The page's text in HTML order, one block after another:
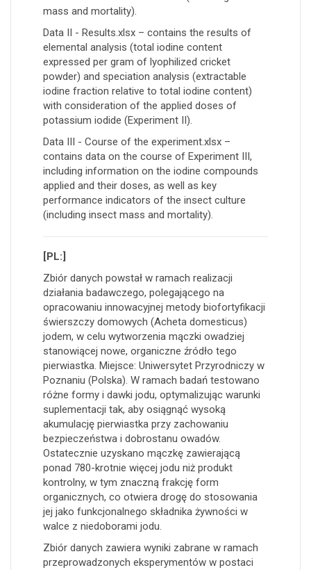
mass and mortality).
Data II - Results.xlsx – contains the results of
elemental analysis (total iodine content
expressed per gram of lyophilized cricket
powder) and speciation analysis (extractable
iodine fraction relative to total iodine content)
with consideration of the applied doses of
potassium iodide (Experiment II).
Data III - Course of the experiment.xlsx –
contains data on the course of Experiment III,
including information on the iodine compounds
applied and their doses, as well as key
performance indicators of the insect culture
(including insect mass and mortality).
[PL:]
Zbiór danych powstał w ramach realizacji
działania badawczego, polegającego na
opracowaniu innowacyjnej metody biofortyfikacji
świerszczy domowych (Acheta domesticus)
jodem, w celu wytworzenia mączki owadziej
stanowiącej nowe, organiczne źródło tego
pierwiastka. Miejsce: Uniwersytet Przyrodniczy w
Poznaniu (Polska). W ramach badań testowano
różne formy i dawki jodu, optymalizując warunki
suplementacji tak, aby osiągnąć wysoką
akumulację pierwiastka przy zachowaniu
bezpieczeństwa i dobrostanu owadów.
Ostatecznie uzyskano mączkę zawierającą
ponad 780-krotnie więcej jodu niż produkt
kontrolny, w tym znaczną frakcję form
organicznych, co otwiera drogę do stosowania
jej jako funkcjonalnego składnika żywności w
walce z niedoborami jodu.
Zbiór danych zawiera wyniki zabrane w ramach
przeprowadzonych eksperymentów w postaci